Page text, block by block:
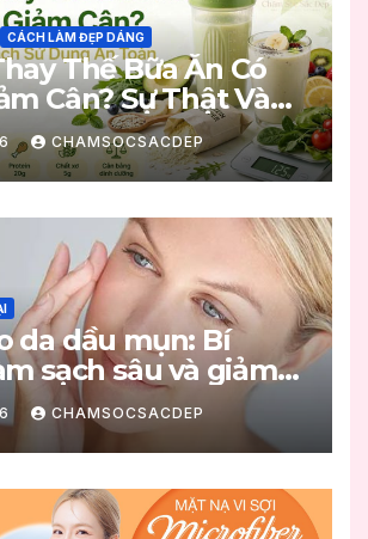
CÁCH LÀM ĐẸP DÁNG
Thế Bữa Ăn Có
Cân? Sự Thật Và
Dụng An Toàn
CHAMSOCSACDEP
da dầu mụn: Bí
sạch sâu và giảm
quả
CHAMSOCSACDEP